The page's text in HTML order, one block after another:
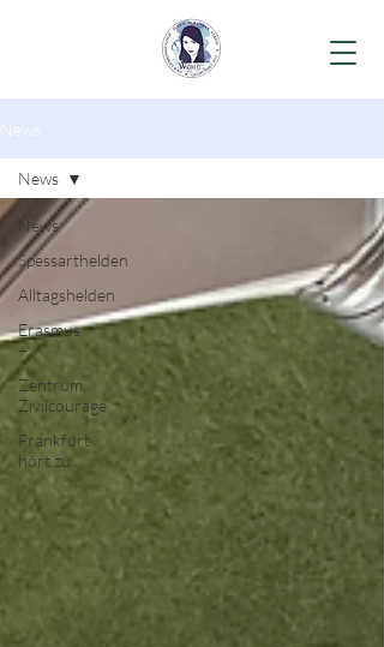
News
News
Spessarthelden
Alltagshelden
Erasmus
+
Zentrum
Zivilcourage
Frankfurt
hört zu
News